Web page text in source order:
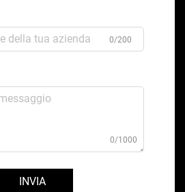
0/200
0/1000
INVIA